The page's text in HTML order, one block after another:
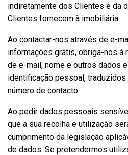
indiretamente dos Clientes e da
Clientes fornecem à imobiliária.
Ao contactar-nos através de e-
informações grátis, obriga-nos à
de e-mail, nome e outros dados
identificação pessoal,
número de contacto.
Ao pedir dados pessoais
que a sua recolha e utilização
cumprimento da legislação
de dados. Se pretendermos